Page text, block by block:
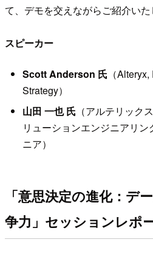
て、デモを交えながらご紹介いた
スピーカー
Scott Anderson 氏 （
Strategy）
山田 一也 氏 （アルテリック
リューションエンジニアリ
ニア）
「意思決定の進化：デ
争力」セッションレポ